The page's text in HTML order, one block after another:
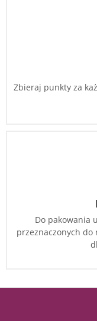
Zbieraj punkty za
Do pakowania
przeznaczonych do